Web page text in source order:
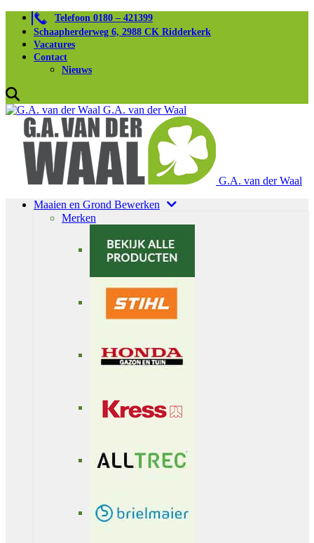
Telefoon 0180 – 421399
Schaapherderweg 6, 2988 CK Ridderkerk
Vacatures
Contact
Nieuws
G.A. van der Waal
G.A. van der Waal
Maaien en Grond Bewerken
Merken